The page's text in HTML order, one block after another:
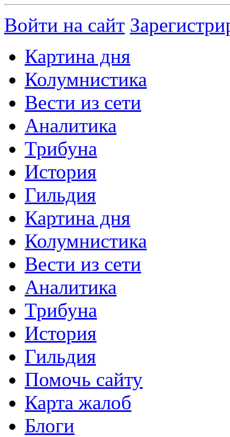
Войти на сайт
Картина дня
Колумнистика
Вести из сети
Аналитика
Трибуна
История
Гильдия
Картина дня
Колумнистика
Вести из сети
Аналитика
Трибуна
История
Гильдия
Помочь сайту
Карта жалоб
Блоги